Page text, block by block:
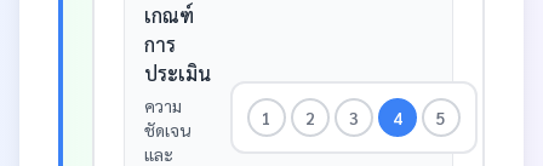
เกณฑ์
การ
ประเมิน
ความ
ชัดเจน
และ
1 2 3 4 5